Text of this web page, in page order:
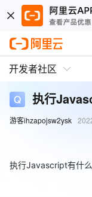
开发者社区
执行
游客ihzapojsw2ysk
执行Javascript有什么